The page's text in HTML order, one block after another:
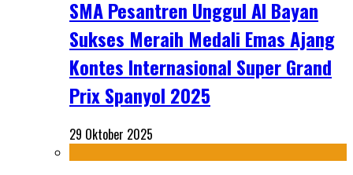
SMA Pesantren Unggul Al Bayan
Sukses Meraih Medali Emas Ajang
Kontes Internasional Super Grand
Prix Spanyol 2025
29 Oktober 2025